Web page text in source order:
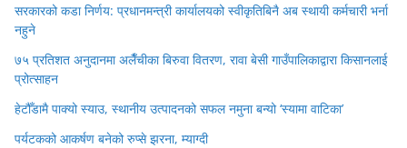
सरकारको कडा निर्णय: प्रधानमन्त्री कार्यालयको स्वीकृतिबिनै अब स्थायी कर्मचारी भर्ना
नहुने
७५ प्रतिशत अनुदानमा अलैँचीका बिरुवा वितरण, रावा बेसी गाउँपालिकाद्वारा किसानलाई
प्रोत्साहन
हेटौँडामै पाक्यो स्याउ, स्थानीय उत्पादनको सफल नमुना बन्यो ‘स्यामा वाटिका’
पर्यटकको आकर्षण बनेको रुप्से झरना, म्याग्दी